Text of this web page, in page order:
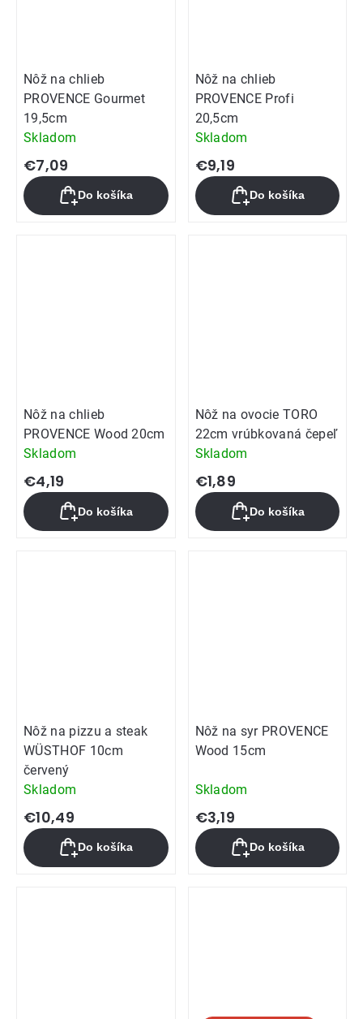
Nôž na chlieb
PROVENCE Gourmet
19,5cm
Skladom
€7,09
Do košíka
Nôž na chlieb
PROVENCE Profi
20,5cm
Skladom
€9,19
Do košíka
Nôž na chlieb
PROVENCE Wood 20cm
Skladom
€4,19
Do košíka
Nôž na ovocie TORO
22cm vrúbkovaná čepeľ
Skladom
€1,89
Do košíka
Nôž na pizzu a steak
WÜSTHOF 10cm
červený
Skladom
€10,49
Do košíka
Nôž na syr PROVENCE
Wood 15cm
Skladom
€3,19
Do košíka